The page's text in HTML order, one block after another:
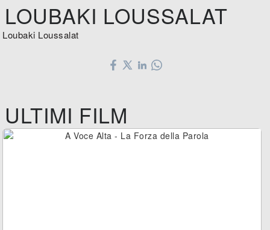
LOUBAKI LOUSSALAT
Loubaki Loussalat
ULTIMI FILM